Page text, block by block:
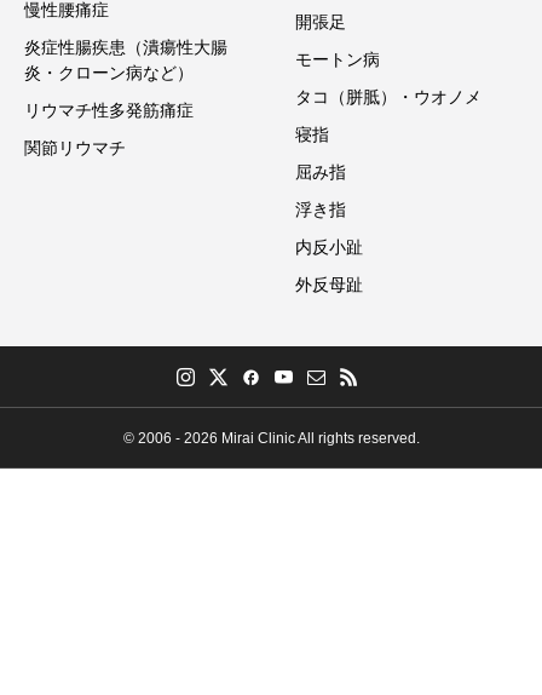
慢性腰痛症
炎症性腸疾患（潰瘍性大腸
炎・クローン病など）
リウマチ性多発筋痛症
関節リウマチ
開張足
モートン病
タコ（胼胝）・ウオノメ
寝指
屈み指
浮き指
内反小趾
外反母趾
© 2006 - 2026 Mirai Clinic All rights reserved.